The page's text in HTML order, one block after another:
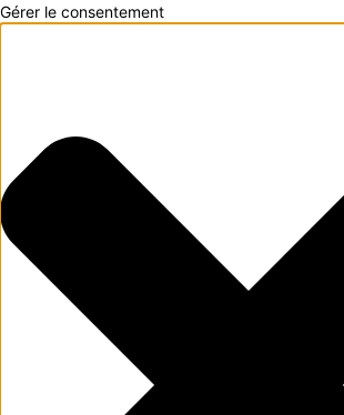
Gérer le consentement